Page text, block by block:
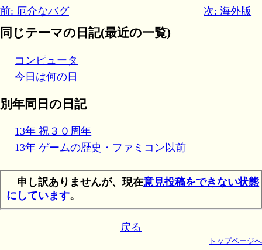
前: 厄介なバグ 次: 海外版
同じテーマの日記(最近の一覧)
コンピュータ
今日は何の日
別年同日の日記
13年 祝３０周年
13年 ゲームの歴史・ファミコン以前
申し訳ありませんが、現在意見投稿をできない状態
にしています。
戻る
トップページへ